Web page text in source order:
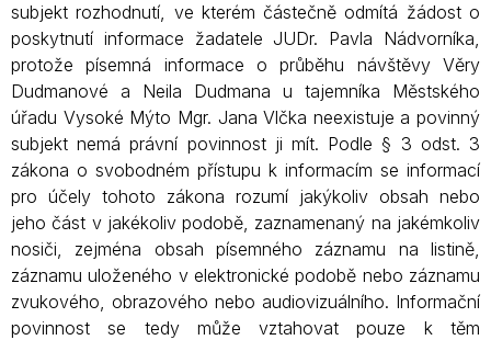
subjekt rozhodnutí, ve kterém částečně odmítá žádost o
poskytnutí informace žadatele JUDr. Pavla Nádvorníka,
protože písemná informace o průběhu návštěvy Věry
Dudmanové a Neila Dudmana u tajemníka Městského
úřadu Vysoké Mýto Mgr. Jana Vlčka neexistuje a povinný
subjekt nemá právní povinnost ji mít. Podle § 3 odst. 3
zákona o svobodném přístupu k informacím se informací
pro účely tohoto zákona rozumí jakýkoliv obsah nebo
jeho část v jakékoliv podobě, zaznamenaný na jakémkoliv
nosiči, zejména obsah písemného záznamu na listině,
záznamu uloženého v elektronické podobě nebo záznamu
zvukového, obrazového nebo audiovizuálního. Informační
povinnost se tedy může vztahovat pouze k těm